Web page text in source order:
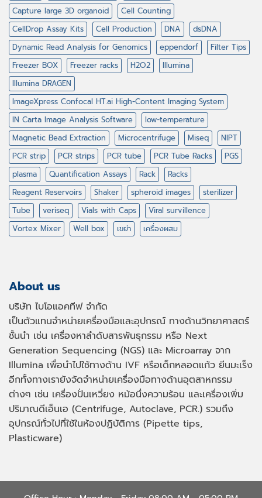
Capture large 3D organoid
Cell Counting
CellDrop Assay Kits
Cell Production DNA
dsDNA
Dynamic Read Analysis for Genomics
eppendorf
Filter Tips
Freezer BOX
Freezer racks H2O2
Illumina
Illumina DRAGEN
ImageXpress Confocal HT.ai High-Content Imaging System
IN Carta Image Analysis Software
low-temperature
Magnetic Bead Extraction
Microcentrifuge Miseq
NIPT
PCR strip
PCR strips PCR tube PCR Tube Racks
PGS
plasma
Quantification Assays Rack
Racks
Reagent Reservoirs
Shaker spheroid images
sterilizer
Tube
veriseq Vials with Caps
Viral survillence
Vortex Mixer
Well box เขย่า เครื่องผสม
About us
บริษัท ไบโอแอคทีฟ จำกัด
เป็นตัวแทนจำหน่ายเครื่องมือและอุปกรณ์ ทางด้านวิทยาศาสตร์
ชั้นนำ เช่น เครื่องหาลำดับสารพันธุกรรม หรือ Next
Generation Sequencing (NGS) และ Microarray จาก
Illumina เพื่อนำไปใช้ทางด้าน IVF หรือเด็กหลอดแก้ว ยีนมะเร็ง
อีกทั้งทางเรายังจัดจำหน่ายเครื่องมือทางด้านอุตสาหกรรม
ต่างๆ เช่น เครื่องปั่นเหวี่ยง หม้อนึ่งความร้อน และเครื่องเพิ่ม
ปริมาณดีเอ็นเอ (Centrifuge, Autoclave, PCR.) รวมถึง
อุปกรณ์ทั่วไปที่ใช้ในห้องปฏิบัติการ (Pipette tips,
Plasticware)